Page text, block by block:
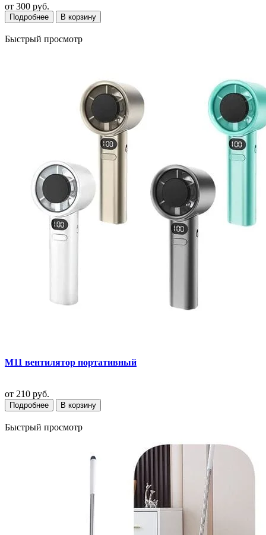
от 300 руб.
Подробнее В корзину
Быстрый просмотр
M11 вентилятор портативный
от 210 руб.
Подробнее В корзину
Быстрый просмотр